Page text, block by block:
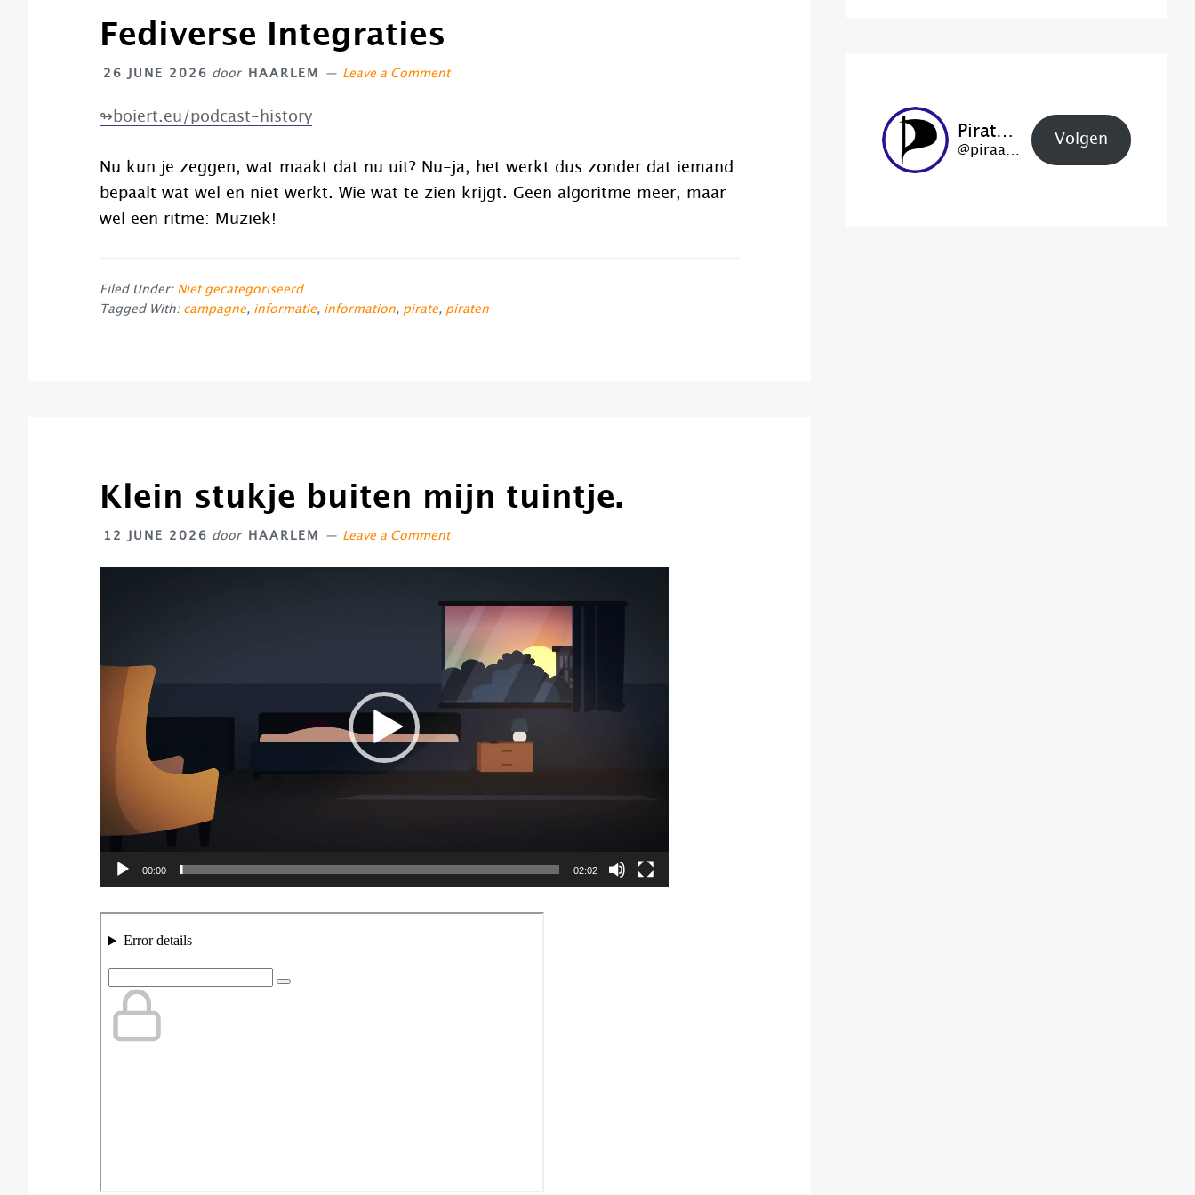
Fediverse Integraties
26 JUNE 2026 door HAARLEM Leave a Comment
↬boiert.eu/podcast-history
Nu kun je zeggen, wat maakt dat nu uit? Nu-ja, het werkt dus zonder dat iemand
bepaalt wat wel en niet werkt. Wie wat te zien krijgt. Geen algoritme meer, maar
wel een ritme: Muziek!
Filed Under: Niet gecategoriseerd
Tagged With: campagne, informatie, information, pirate, piraten
Klein stukje buiten mijn tuintje.
12 JUNE 2026 door HAARLEM Leave a Comment
00:00 02:02
Piratenpartij Haarlem Volgen